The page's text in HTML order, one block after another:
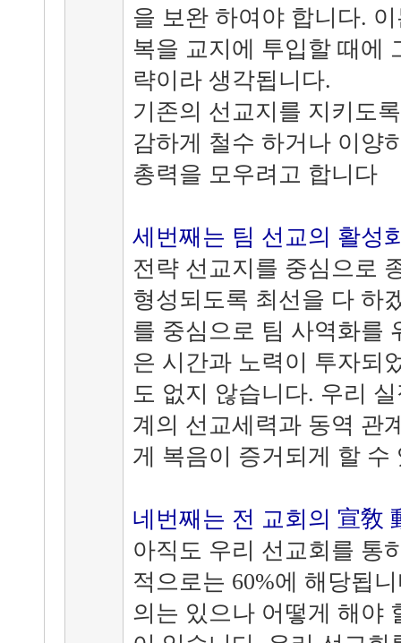
을 보완 하여야 합니다.
복을 교지에 투입할 때에
략이라 생각됩니다.
기존의 선교지를 지키도
감하게 철수 하거나 이양
총력을 모우려고 합니다
세번째는 팀 선교의 활성
전략 선교지를 중심으로
형성되도록 최선을 다 하
를 중심으로 팀 사역화를
은 시간과 노력이 투자되
도 없지 않습니다. 우리
계의 선교세력과 동역 관
게 복음이 증거되게 할 수
네번째는 전 교회의 宣敎
아직도 우리 선교회를 통
적으로는 60%에 해당됩
의는 있으나 어떻게 해야